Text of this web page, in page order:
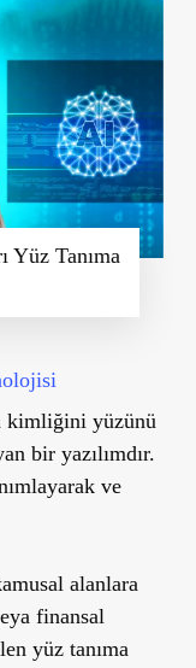
Yüz Tanıma
kimliğini yüzünü
bir yazılımdır.
ve
alanlara
finansal
yüz tanıma